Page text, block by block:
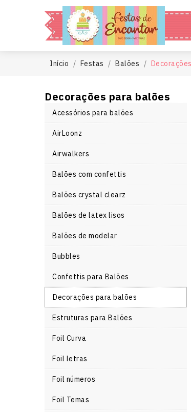
Início Festas Balões
Decorações para balões
Acessórios para balões
AirLoonz
Airwalkers
Balões com confettis
Balões crystal clearz
Balões de latex lisos
Balões de modelar
Bubbles
Confettis para Balões
Decorações para balões
Estruturas para Balões
Foil Curva
Foil letras
Foil números
Foil Temas